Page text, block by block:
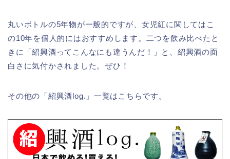
丸いボトルの5年物が一般的ですが、女児紅に関してはこ
の10年を個人的にはおすすめします。二つを飲み比べたと
きに「紹興酒ってこんなにも違うんだ！」と、紹興酒の面
白さに気付かされました。ぜひ！
その他の「紹興酒log.」一覧はこちらです。